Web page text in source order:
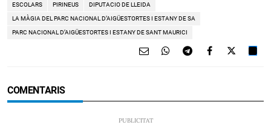
ESCOLARS PIRINEUS DIPUTACIO DE LLEIDA
LA MÀGIA DEL PARC NACIONAL D’AIGÜESTORTES I ESTANY DE SA
PARC NACIONAL D’AIGÜESTORTES I ESTANY DE SANT MAURICI
COMENTARIS